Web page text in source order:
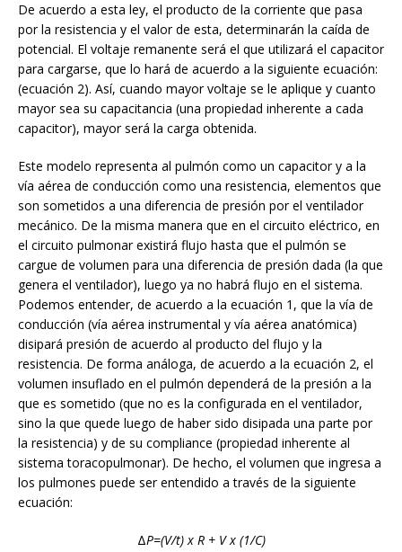
De acuerdo a esta ley, el producto de la corriente que pasa
por la resistencia y el valor de esta, determinarán la caída de
potencial. El voltaje remanente será el que utilizará el capacitor
para cargarse, que lo hará de acuerdo a la siguiente ecuación:
(ecuación 2). Así, cuando mayor voltaje se le aplique y cuanto
mayor sea su capacitancia (una propiedad inherente a cada
capacitor), mayor será la carga obtenida.
Este modelo representa al pulmón como un capacitor y a la
vía aérea de conducción como una resistencia, elementos que
son sometidos a una diferencia de presión por el ventilador
mecánico. De la misma manera que en el circuito eléctrico, en
el circuito pulmonar existirá flujo hasta que el pulmón se
cargue de volumen para una diferencia de presión dada (la que
genera el ventilador), luego ya no habrá flujo en el sistema.
Podemos entender, de acuerdo a la ecuación 1, que la vía de
conducción (vía aérea instrumental y vía aérea anatómica)
disipará presión de acuerdo al producto del flujo y la
resistencia. De forma análoga, de acuerdo a la ecuación 2, el
volumen insuflado en el pulmón dependerá de la presión a la
que es sometido (que no es la configurada en el ventilador,
sino la que quede luego de haber sido disipada una parte por
la resistencia) y de su compliance (propiedad inherente al
sistema toracopulmonar). De hecho, el volumen que ingresa a
los pulmones puede ser entendido a través de la siguiente
ecuación:
ΔP=(V/t) x R + V x (1/C)